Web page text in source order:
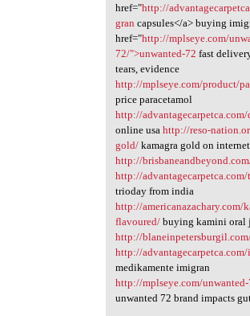
href="http://
gran capsules</a> buying
href="http://mplseye.com/
72/">unwanted-72 fast
tears, evidence
http://mplseye.com/product/
price paracetamol
http://
online usa http://reso-
gold/kamagra gold on internet
http://
http://
trioday from india
http://
flavoured/buying kamini oral
http://
http://
medikamente imigran
http://mplseye.com/
unwanted 72 brand impacts